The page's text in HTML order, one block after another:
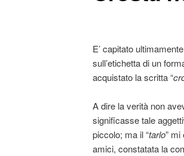
E’ capitato
sull’etichetta di un
acquistato la scritta “
A dire la verità non
significasse tale
piccolo; ma il “tarlo”
amici, constatata la